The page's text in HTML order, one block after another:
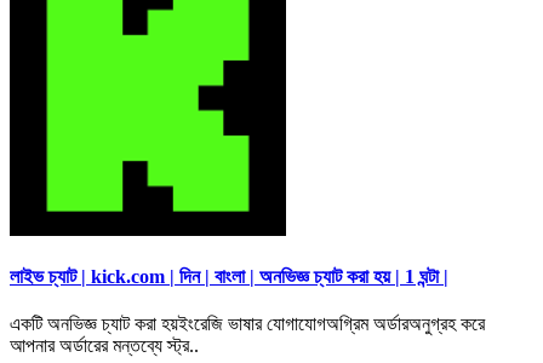
লাইভ চ্যাট | kick.com | দিন | বাংলা | অনভিজ্ঞ চ্যাট করা হয় | 1 ঘন্টা |
একটি অনভিজ্ঞ চ্যাট করা হয়ইংরেজি ভাষার যোগাযোগঅগ্রিম অর্ডারঅনুগ্রহ করে
আপনার অর্ডারের মন্তব্যে স্ট্র..